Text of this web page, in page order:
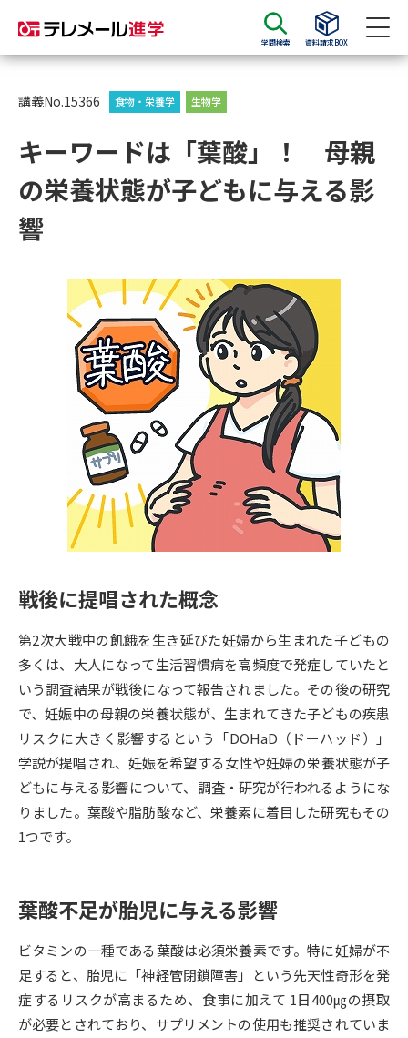
学問検索 資料請求BOX
資料請求
大学・短大の資料種類から請求
大学パンフ
過去問題集
大学・短大以外の資料から請求
専門学校の資料請求 大学院の資料請求
留学・進学関連、塾・予備校
大学入学共通テスト「受験案
内」の請求
大学入学共通テスト「受験上の
配慮案内」の請求
高等学校卒業程度認定試験
高等学校（情報）教員資格認定
大学研究 大学検索
大学で学べる内容や特徴を調べる
新増設大学・学部・学科特集
国際・グローバルに強い大学特
集
デジタルパンフレット 進路の３択
新学年スタート号特集ページ
（高3生用）
新学年スタート号特集ページ
（高2生用）
SELFBRAND特集ページ
講義No.15366 食物・栄養学 生物学
キーワードは「葉酸」！ 母親
の栄養状態が子どもに与える影
響
戦後に提唱された概念
第2次大戦中の飢餓を生き延びた妊婦から生まれた子どもの
多くは、大人になって生活習慣病を高頻度で発症していたと
いう調査結果が戦後になって報告されました。その後の研究
で、妊娠中の母親の栄養状態が、生まれてきた子どもの疾患
リスクに大きく影響するという「DOHaD（ドーハッド）」
学説が提唱され、妊娠を希望する女性や妊婦の栄養状態が子
どもに与える影響について、調査・研究が行われるようにな
りました。葉酸や脂肪酸など、栄養素に着目した研究もその
1つです。
葉酸不足が胎児に与える影響
ビタミンの一種である葉酸は必須栄養素です。特に妊婦が不
足すると、胎児に「神経管閉鎖障害」という先天性奇形を発
症するリスクが高まるため、食事に加えて 1日400㎍の摂取
が必要とされており、サプリメントの使用も推奨されていま